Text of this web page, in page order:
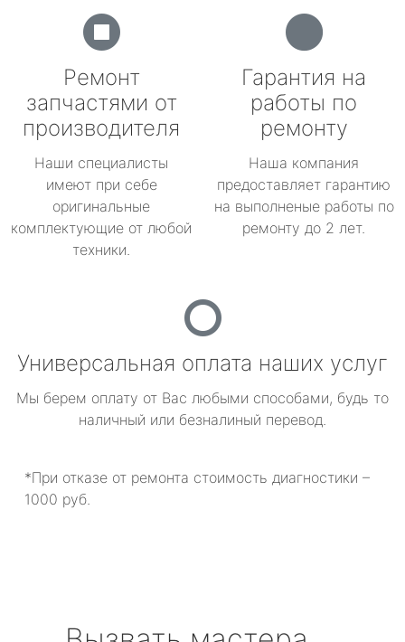
Ремонт
запчастями от
производителя
Наши специалисты
имеют при себе
оригинальные
комплектующие от любой
техники.
Гарантия на
работы по
ремонту
Наша компания
предоставляет гарантию
на выполненые работы по
ремонту до 2 лет.
Универсальная оплата наших услуг
Мы берем оплату от Вас любыми способами, будь то
наличный или безналиный перевод.
*При отказе от ремонта стоимость диагностики –
1000 руб.